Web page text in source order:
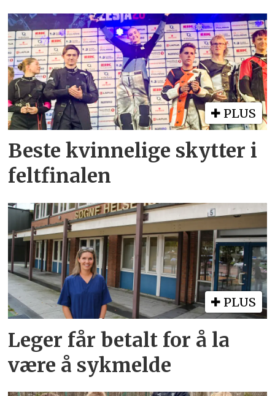
PLUS
Beste kvinnelige skytter i
feltfinalen
PLUS
Leger får betalt for å la
være å sykmelde